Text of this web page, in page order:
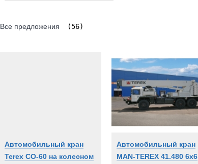
Все предложения (56)
Автомобильный кран
Terex CO-60 на колесном
Автомобильный кран
MAN-TEREX 41.480 6x6